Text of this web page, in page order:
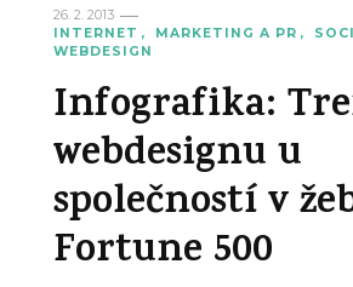
26. 2. 2013
INTERNET
MARKETING A PR
WEBDESIGN
Infografika:
webdesignu u
společností v
Fortune 500